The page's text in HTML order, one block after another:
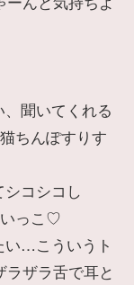
聞いてくれる
ちんぽすりす
コシコし
いっこ♡
い…こういうト
ザラ舌で耳と